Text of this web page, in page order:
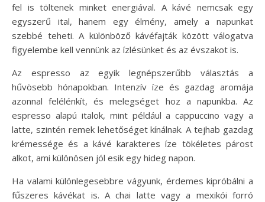
fel is töltenek minket energiával. A kávé nemcsak egy
egyszerű ital, hanem egy élmény, amely a napunkat
szebbé teheti. A különböző kávéfajták között válogatva
figyelembe kell vennünk az ízlésünket és az évszakot is.
Az espresso az egyik legnépszerűbb választás a
hűvösebb hónapokban. Intenzív íze és gazdag aromája
azonnal felélénkít, és melegséget hoz a napunkba. Az
espresso alapú italok, mint például a cappuccino vagy a
latte, szintén remek lehetőséget kínálnak. A tejhab gazdag
krémessége és a kávé karakteres íze tökéletes párost
alkot, ami különösen jól esik egy hideg napon.
Ha valami különlegesebbre vágyunk, érdemes kipróbálni a
fűszeres kávékat is. A chai latte vagy a mexikói forró